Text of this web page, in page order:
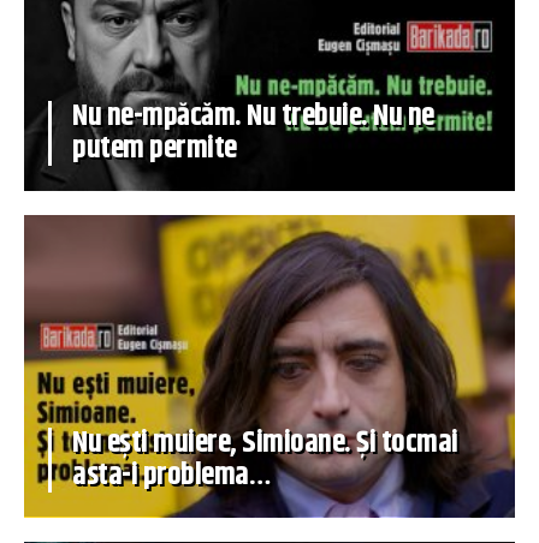
Nu ne-mpăcăm. Nu trebuie. Nu ne
putem permite
Nu ești muiere, Simioane. Și tocmai
asta-i problema…